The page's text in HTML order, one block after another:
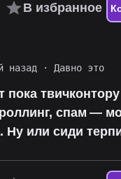
В избранное
назад ·
Давно это
пока
спам —
Ну или сиди